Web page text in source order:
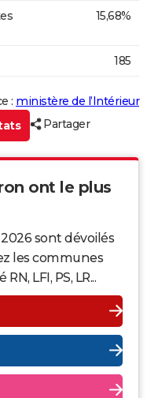
15,68%
185
: ministère de l’Intérieur
Partager
ont le plus
sont dévoilés
les communes
LFI, PS, LR...